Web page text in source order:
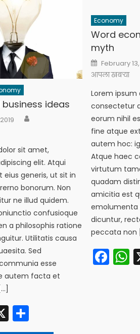
ideas
sit amet,
elit. Atqui
eius generis, ut sit in
bonorum. Non
ne illud quidem.
confusioque
a philosophis ratione
Utilitatis causa
Sed
esse
autem facta et
X
Economy
Word
myth
Posted
on
February
आपला खबऱ्या
Lorem ipsum
consectetur
eorum nihil
fine atque
autem hoc:
Atque haec
virtutum
quadam
amicitia est
emolumenta
dicuntur,
peccata non